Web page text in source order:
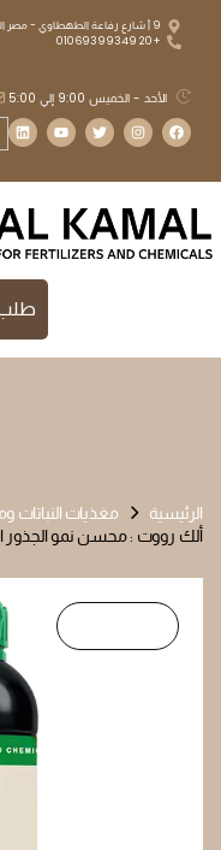
9 أ شارع رفاعة الطهطاوي - مصر الجديدة - بجوار الميريلاند - القاهرة - مصر
+20 01069399349
الأحد - الخميس 9:00 إلي 5:00
الرئيسية
مغذيات النباتات
ألك رووت : محسن نمو الجذور